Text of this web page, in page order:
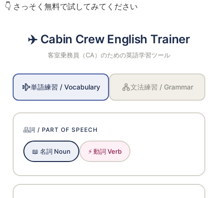
👇 さっそく無料で試してみてください
✈️ Cabin Crew English Trainer
客室乗務員（CA）のための英語学習ツール
単語練習 / Vocabulary 文法練習 / Grammar
品詞 / PART OF SPEECH
📖 名詞 Noun ⚡ 動詞 Verb